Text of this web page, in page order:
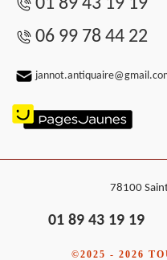
06 99 78 44 22
78100
01 89 43 19 19
©2025 - 2026